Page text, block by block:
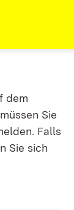
dem
Sie
Falls
Sie sich